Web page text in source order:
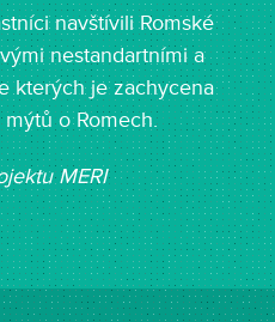
navštívili Romské
nestandartními a
kterých je zachycena
mýtů o Romech.
MERI